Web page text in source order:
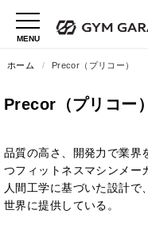
ホーム / Precor（プリコー）
Precor（プリコー）
品質の高さ、開発力で業界
つフィットネスマシンメー
人間工学に基づいた設計で
世界に提供している。